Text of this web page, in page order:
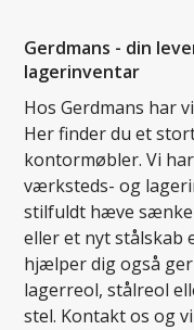
Gerdmans - din
lagerinventar
Hos Gerdmans har
Her finder du et
kontormøbler. Vi
værksteds- og
stilfuldt hæve
eller et nyt stålskab
hjælper dig også
lagerreol, stålreol
stel. Kontakt os og